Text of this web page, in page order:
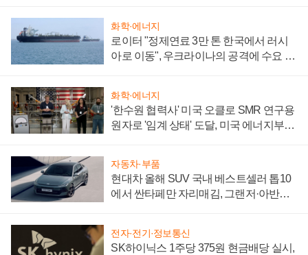
화학·에너지
로이터 "정제연료 3만 톤 한국에서 러시
아로 이동", 우크라이나의 공격에 수요 늘
화학·에너지
'한수원 협력사' 미국 오클로 SMR 연구용
원자로 '임계 상태' 도달, 미국 에너지부
자동차·부품
현대차 올해 SUV 국내 베스트셀러 톱10
에서 싼타페만 자리매김, 그랜저·아반떼
전자·전기·정보통신
SK하이닉스 1주당 375원 현금배당 실시,